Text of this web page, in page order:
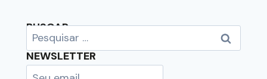
BUSCAR
NEWSLETTER